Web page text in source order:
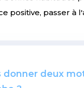
positive, passer à
donner deux